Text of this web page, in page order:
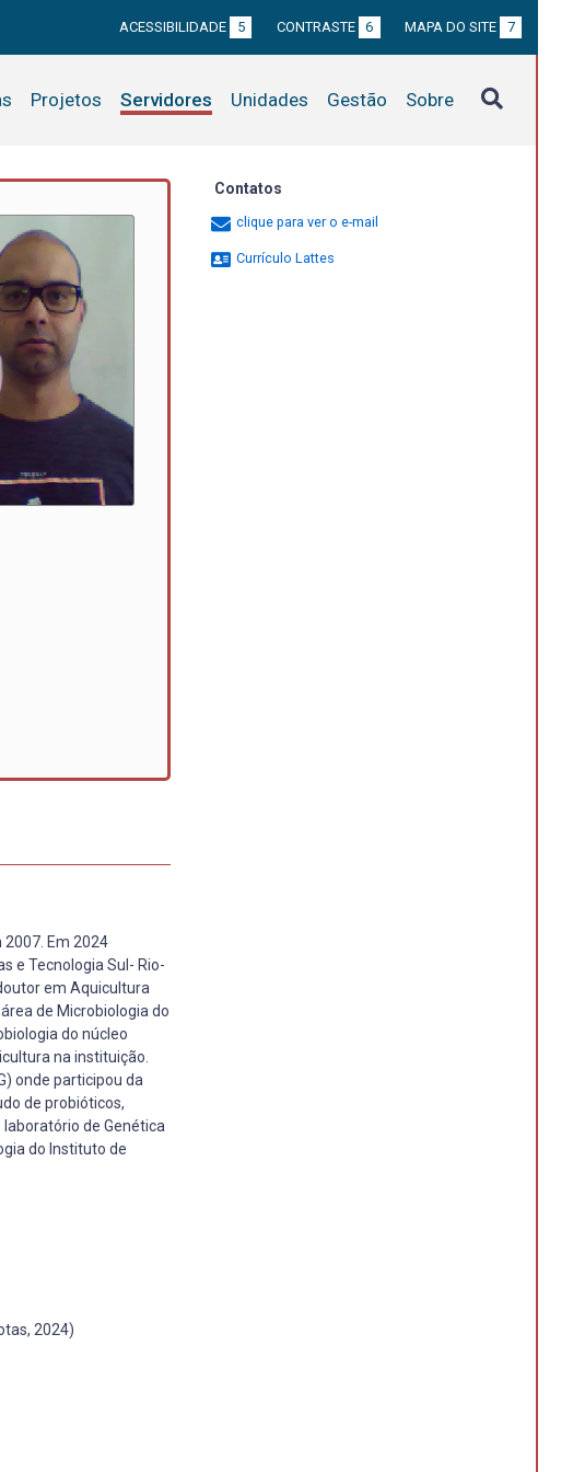
ACESSIBILIDADE 5 CONTRASTE 6 MAPA DO SITE 7
Projetos Servidores Unidades Gestão Sobre
2007. Em 2024
e Tecnologia Sul- Rio-
em Aquicultura
de Microbiologia do
do núcleo
na instituição.
onde participou da
de probióticos,
de Genética
do Instituto de
2024)
Contatos
clique para ver o e-mail
Currículo Lattes